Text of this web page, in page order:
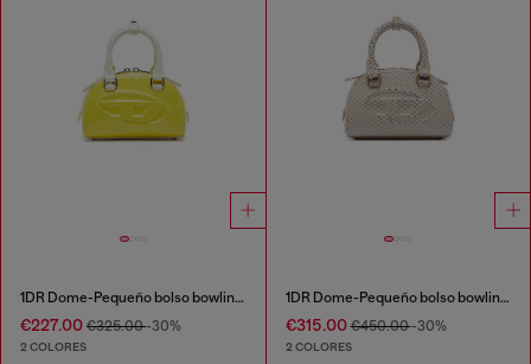
1DR Dome-Pequeño bolso bowling con efecto naplak
€227.00 €325.00-30%
2 COLORES
1DR Dome-Pequeño bolso bowling en piel efecto serpiente
€315.00€450.00-30%
2 COLORES